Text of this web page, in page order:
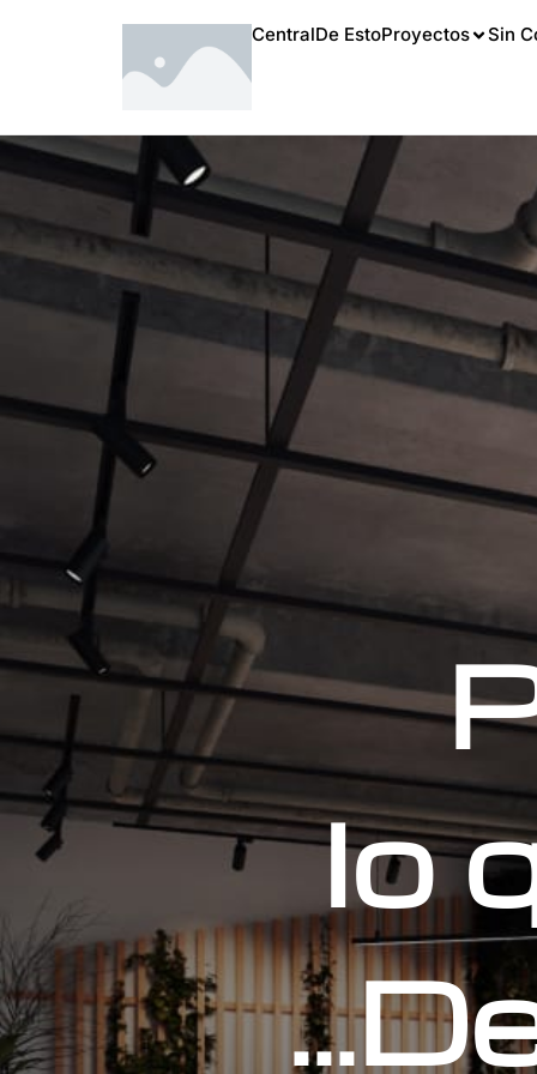
CentralDe EstoProyectos Sin
lo